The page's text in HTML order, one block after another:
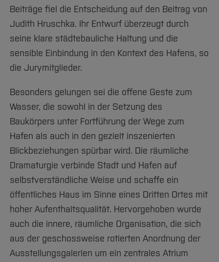
Beiträge fiel die Entscheidung auf den Beitrag von
Judith Hruschka. Ihr Entwurf überzeugt durch
seine klare städtebauliche Haltung und die
sensible Einbindung in den Kontext des Hafens, so
die Jurymitglieder.
Besonders gelungen sei die offene Geste zum
Wasser, die sowohl in der Setzung des
Baukörpers unter Fortführung der Wege zum
Hafen als auch in den gezielt inszenierten
Blickbeziehungen spürbar wird. Die räumliche
Dramaturgie verbinde Stadt und Hafen auf
selbstverständliche Weise und schaffe ein
öffentliches Haus im Sinne eines Dritten Ortes mit
hoher Aufenthaltsqualität. Hervorgehoben wurde
auch die innere, räumliche Organisation, die sich
aus der geschossweise rotierten Anordnung der
Ausstellungsgalerien um ein zentrales Atrium